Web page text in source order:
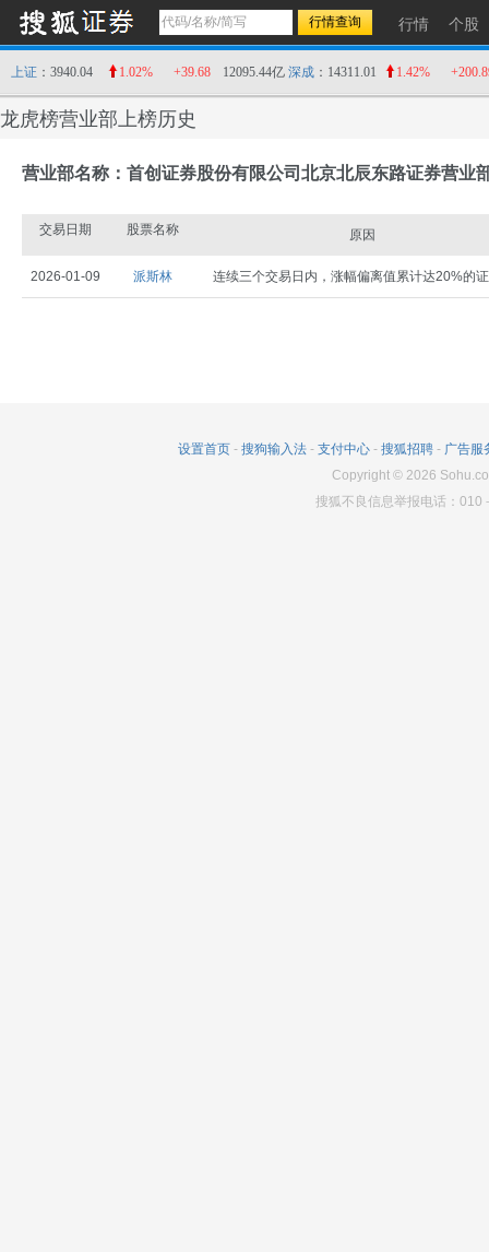
行情 个股
上证 ：3940.04 1.02% +39.68 12095.44亿 深成 ：14311.01 1.42%
龙虎榜营业部上榜历史
营业部名称：首创证券股份有限公司北京北辰东路证券营业
交易日期 股票名称 原因
2026-01-09 派斯林 连续三个交易日内，涨幅偏离值累计达20%的
设置首页 - 搜狗输入法 - 支付中心 - 搜狐招聘 - 广告服
Copyright© 2026
搜狐不良信息举报电话：010